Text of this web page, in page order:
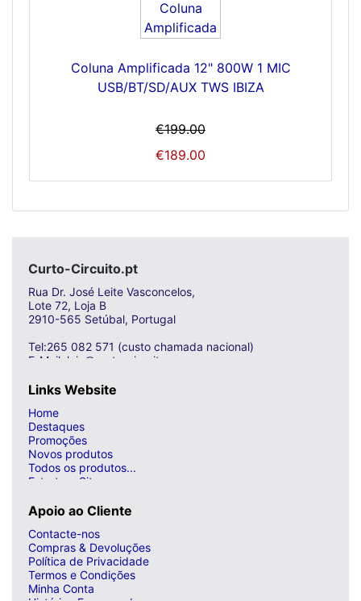
Coluna Amplificada 12" 800W 1 MIC
USB/BT/SD/AUX TWS IBIZA
€199.00
€189.00
Curto-Circuito.pt
Rua Dr. José Leite Vasconcelos,
Lote 72, Loja B
2910-565 Setúbal, Portugal
Tel:265 082 571 (custo chamada nacional)
E-Mail: loja@curto-circuito.com
Links Website
Home
Destaques
Promoções
Novos produtos
Todos os produtos...
Estrutura Site
Apoio ao Cliente
Contacte-nos
Compras & Devoluções
Política de Privacidade
Termos e Condições
Minha Conta